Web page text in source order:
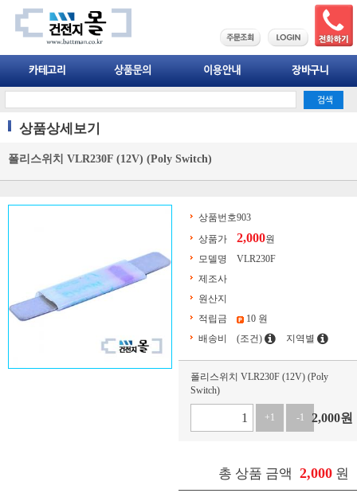
상품상세보기
폴리스위치 VLR230F (12V) (Poly Switch)
상품번호903
상품가
2,000원
모델명
VLR230F
제조사
원산지
적립금
10 원
배송비
(조건) 지역별
폴리스위치 VLR230F (12V) (Poly
Switch)
+1 -1 2,000원
총 상품 금액 2,000 원